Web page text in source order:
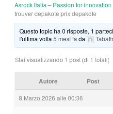
Asrock Italia – Passion for innovation
trouver depakote prix depakote
Questo topic ha 0 risposte, 1
l'ultima volta5 mesi fa da
Stai visualizzando 1 post (di 1 totali)
Autore Post
8 Marzo 2026 alle 00:36